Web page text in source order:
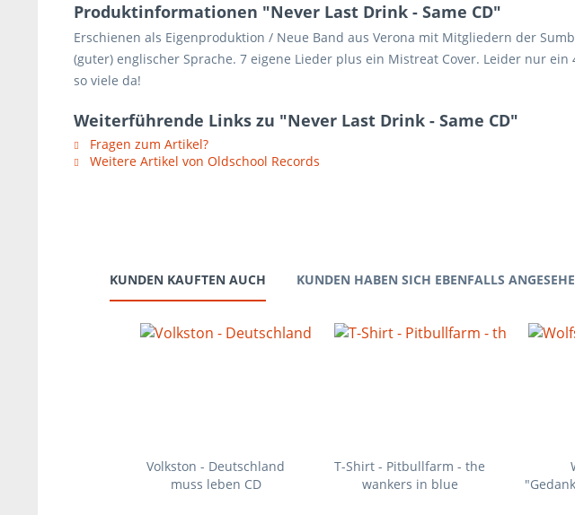
Produktinformationen "Never Last Drink - Same CD"
Erschienen als Eigenproduktion / Neue Band aus Verona mit Mitgliedern der
(guter) englischer Sprache. 7 eigene Lieder plus ein Mistreat Cover. Leider nur
so viele da!
Weiterführende Links zu "Never Last Drink - Same CD"
Fragen zum Artikel?
Weitere Artikel von Oldschool Records
KUNDEN KAUFTEN AUCH KUNDEN HABEN SICH EBENFALLS
Volkston - Deutschland
muss leben CD
T-Shirt - Pitbullfarm - the
wankers in blue